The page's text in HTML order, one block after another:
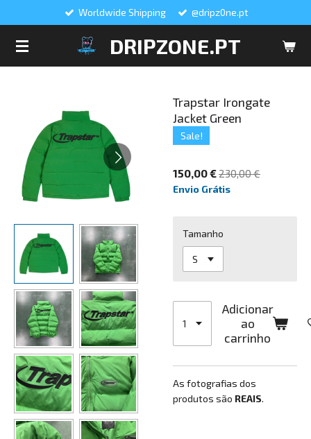
DRIPZONE.PT
Worldwide Shipping @dripz0ne.pt
Trapstar Irongate
Jacket Green
Sale!
150,00 €230,00 €
Envio Grátis
Tamanho
Adicionar
ao
carrinho
As fotografias dos
produtos são REAIS.